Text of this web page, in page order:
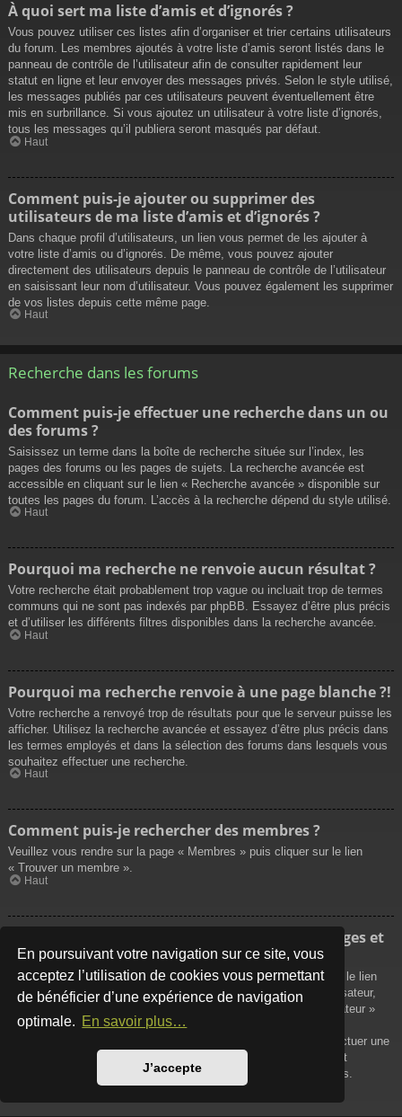
En poursuivant votre navigation sur ce site, vous
acceptez l’utilisation de cookies vous permettant
de bénéficier d’une expérience de navigation
optimale. En savoir plus…
J’accepte
À quoi sert ma liste d’amis et d’ignorés ?
Vous pouvez utiliser ces listes afin d’organiser et trier certains utilisateurs
du forum. Les membres ajoutés à votre liste d’amis seront listés dans le
panneau de contrôle de l’utilisateur afin de consulter rapidement leur
statut en ligne et leur envoyer des messages privés. Selon le style utilisé,
les messages publiés par ces utilisateurs peuvent éventuellement être
mis en surbrillance. Si vous ajoutez un utilisateur à votre liste d’ignorés,
tous les messages qu’il publiera seront masqués par défaut.
Haut
Comment puis-je ajouter ou supprimer des
utilisateurs de ma liste d’amis et d’ignorés ?
Dans chaque profil d’utilisateurs, un lien vous permet de les ajouter à
votre liste d’amis ou d’ignorés. De même, vous pouvez ajouter
directement des utilisateurs depuis le panneau de contrôle de l’utilisateur
en saisissant leur nom d’utilisateur. Vous pouvez également les supprimer
de vos listes depuis cette même page.
Haut
Recherche dans les forums
Comment puis-je effectuer une recherche dans un ou
des forums ?
Saisissez un terme dans la boîte de recherche située sur l’index, les
pages des forums ou les pages de sujets. La recherche avancée est
accessible en cliquant sur le lien « Recherche avancée » disponible sur
toutes les pages du forum. L’accès à la recherche dépend du style utilisé.
Haut
Pourquoi ma recherche ne renvoie aucun résultat ?
Votre recherche était probablement trop vague ou incluait trop de termes
communs qui ne sont pas indexés par phpBB. Essayez d’être plus précis
et d’utiliser les différents filtres disponibles dans la recherche avancée.
Haut
Pourquoi ma recherche renvoie à une page blanche ?!
Votre recherche a renvoyé trop de résultats pour que le serveur puisse les
afficher. Utilisez la recherche avancée et essayez d’être plus précis dans
les termes employés et dans la sélection des forums dans lesquels vous
souhaitez effectuer une recherche.
Haut
Comment puis-je rechercher des membres ?
Veuillez vous rendre sur la page « Membres » puis cliquer sur le lien
« Trouver un membre ».
Haut
Comment puis-je retrouver mes propres messages et
sujets ?
Vos propres messages peuvent être affichés soit en cliquant sur le lien
« Afficher vos messages » dans le panneau de contrôle de l’utilisateur,
soit en cliquant sur le lien « Rechercher les messages de l’utilisateur »
sur la page de votre propre profil ou soit en cliquant sur le menu
« Raccourcis » situé sur la partie supérieure du forum. Pour effectuer une
recherche de vos propres sujets, utilisez la recherche avancée et
remplissez convenablement les options qui vous sont disponibles.